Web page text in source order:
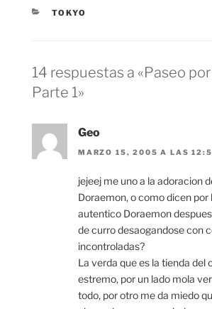
CATEGORÍAS
TOKYO
14 respuestas a «Paseo
Parte 1»
Geo
MARZO 15, 2005 A LAS
jejeej me uno a la adoracion
Doraemon, o como dicen por
autentico Doraemon
de curro desaogandose con
incontroladas?
La verda que es la tienda del
estremo, por un lado mola
todo, por otro me da miedo